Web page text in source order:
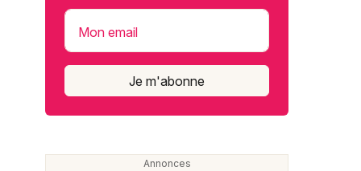
Mon email
Je m'abonne